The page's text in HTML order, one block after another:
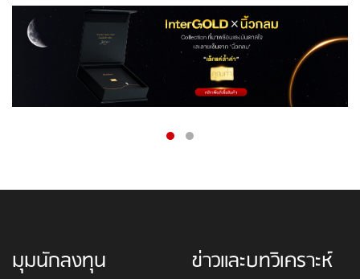
มุมนักลงทุน ข่าวและบทวิเคราะห์